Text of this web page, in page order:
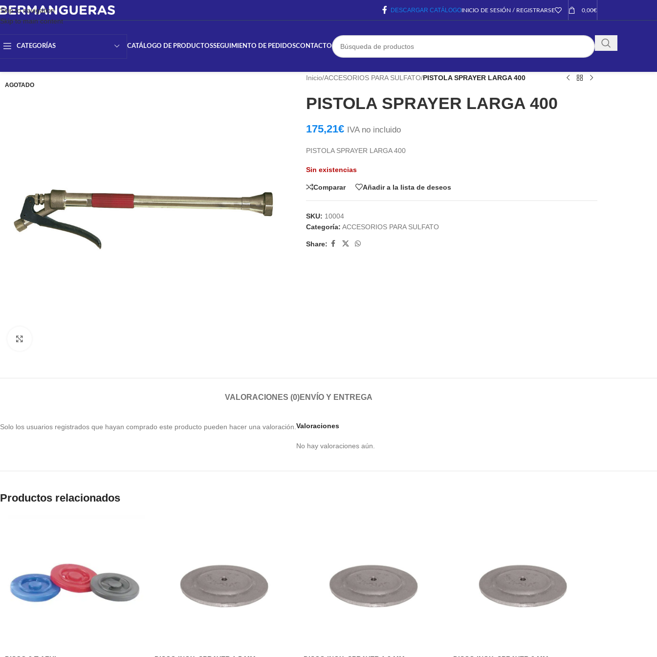
Skip to navigation
Skip to main content
DESCARGAR CATÁLOGOINICIO DE SESIÓN / REGISTRARSE 0,00€
CATEGORÍAS CATÁLOGO DE PRODUCTOSSEGUIMIENTO DE PEDIDOSCONTACTO
AGOTADO
Inicio/ACCESORIOS PARA SULFATO/PISTOLA SPRAYER LARGA 400
PISTOLA SPRAYER LARGA 400
175,21€ IVA no incluido
PISTOLA SPRAYER LARGA 400
Sin existencias
Comparar Añadir a la lista de deseos
SKU: 10004
Categoría: ACCESORIOS PARA SULFATO
Share:
VALORACIONES (0)ENVÍO Y ENTREGA
Valoraciones
No hay valoraciones aún.
Solo los usuarios registrados que hayan comprado este producto pueden hacer una valoración.
Productos relacionados